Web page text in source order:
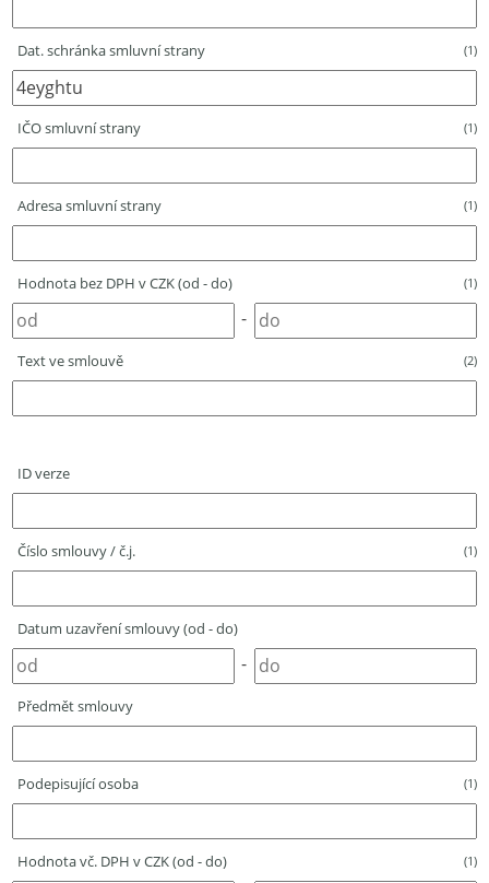
Dat. schránka smluvní strany (1)
IČO smluvní strany (1)
Adresa smluvní strany (1)
Hodnota bez DPH v CZK (od - do) (1)
-
Text ve smlouvě (2)
ID verze
Číslo smlouvy / č.j. (1)
Datum uzavření smlouvy (od - do)
-
Předmět smlouvy
Podepisující osoba (1)
Hodnota vč. DPH v CZK (od - do) (1)